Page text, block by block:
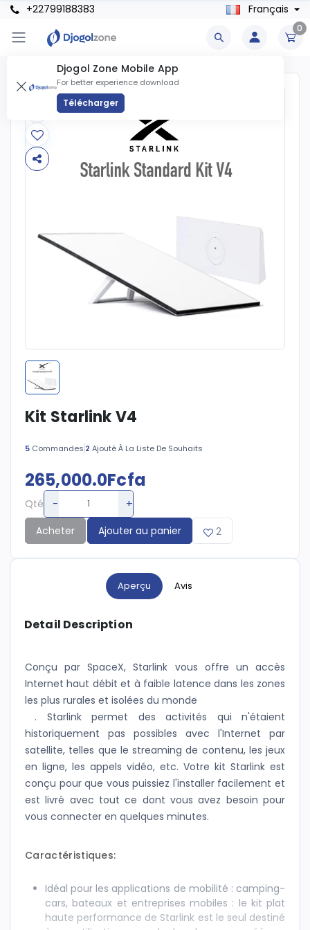
+22799188383 Français
0
Djogol Zone Mobile App
For better experience download
Télécharger
Kit Starlink V4
5 Commandes 2 Ajouté À La Liste De Souhaits
265,000.0Fcfa
Qté - +
Acheter Ajouter au panier 2
Aperçu Avis
Detail Description
Conçu par SpaceX, Starlink vous offre un accès
Internet haut débit et à faible latence dans les zones
les plus rurales et isolées du monde
. Starlink permet des activités qui n'étaient
historiquement pas possibles avec l'Internet par
satellite, telles que le streaming de contenu, les jeux
en ligne, les appels vidéo, etc. Votre kit Starlink est
conçu pour que vous puissiez l'installer facilement et
est livré avec tout ce dont vous avez besoin pour
vous connecter en quelques minutes.
Caractéristiques:
Idéal pour les applications de mobilité : camping-
cars, bateaux et entreprises mobiles : le kit plat
haute performance de Starlink est le seul destiné